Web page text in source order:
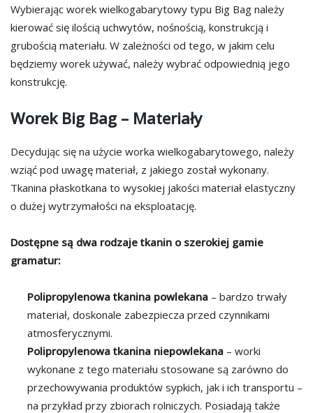
Wybierając worek wielkogabarytowy typu Big Bag należy
kierować się ilością uchwytów, nośnością, konstrukcją i
grubością materiału. W zależności od tego, w jakim celu
będziemy worek używać, należy wybrać odpowiednią jego
konstrukcję.
Worek Big Bag – Materiały
Decydując się na użycie worka wielkogabarytowego, należy
wziąć pod uwagę materiał, z jakiego został wykonany.
Tkanina płaskotkana to wysokiej jakości materiał elastyczny
o dużej wytrzymałości na eksploatację.
Dostępne są dwa rodzaje tkanin o szerokiej gamie
gramatur:
Polipropylenowa tkanina powlekana – bardzo trwały
materiał, doskonale zabezpiecza przed czynnikami
atmosferycznymi.
Polipropylenowa tkanina niepowlekana – worki
wykonane z tego materiału stosowane są zarówno do
przechowywania produktów sypkich, jak i ich transportu –
na przykład przy zbiorach rolniczych. Posiadają także